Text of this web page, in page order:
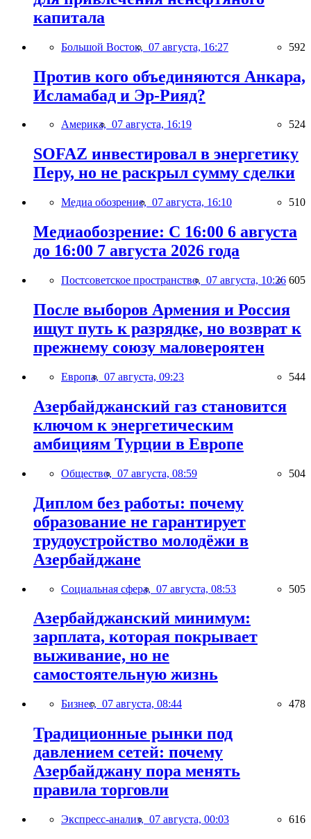
капитала
Большой Восток, 07 августа, 16:27 592
Против кого объединяются Анкара,
Исламабад и Эр-Рияд?
Америка, 07 августа, 16:19 524
SOFAZ инвестировал в энергетику
Перу, но не раскрыл сумму сделки
Медиа обозрение, 07 августа, 16:10 510
Медиаобозрение: С 16:00 6 августа
до 16:00 7 августа 2026 года
Постсоветское пространство, 07 августа, 10:26 605
После выборов Армения и Россия
ищут путь к разрядке, но возврат к
прежнему союзу маловероятен
Европа, 07 августа, 09:23 544
Азербайджанский газ становится
ключом к энергетическим
амбициям Турции в Европе
Общество, 07 августа, 08:59 504
Диплом без работы: почему
образование не гарантирует
трудоустройство молодёжи в
Азербайджане
Социальная сфера, 07 августа, 08:53 505
Азербайджанский минимум:
зарплата, которая покрывает
выживание, но не
самостоятельную жизнь
Бизнес, 07 августа, 08:44 478
Традиционные рынки под
давлением сетей: почему
Азербайджану пора менять
правила торговли
Экспресс-анализ, 07 августа, 00:03 616